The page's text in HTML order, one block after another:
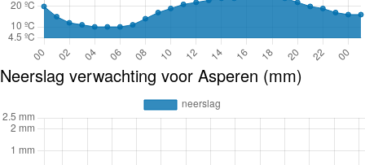
Neerslag verwachting voor Asperen (mm)